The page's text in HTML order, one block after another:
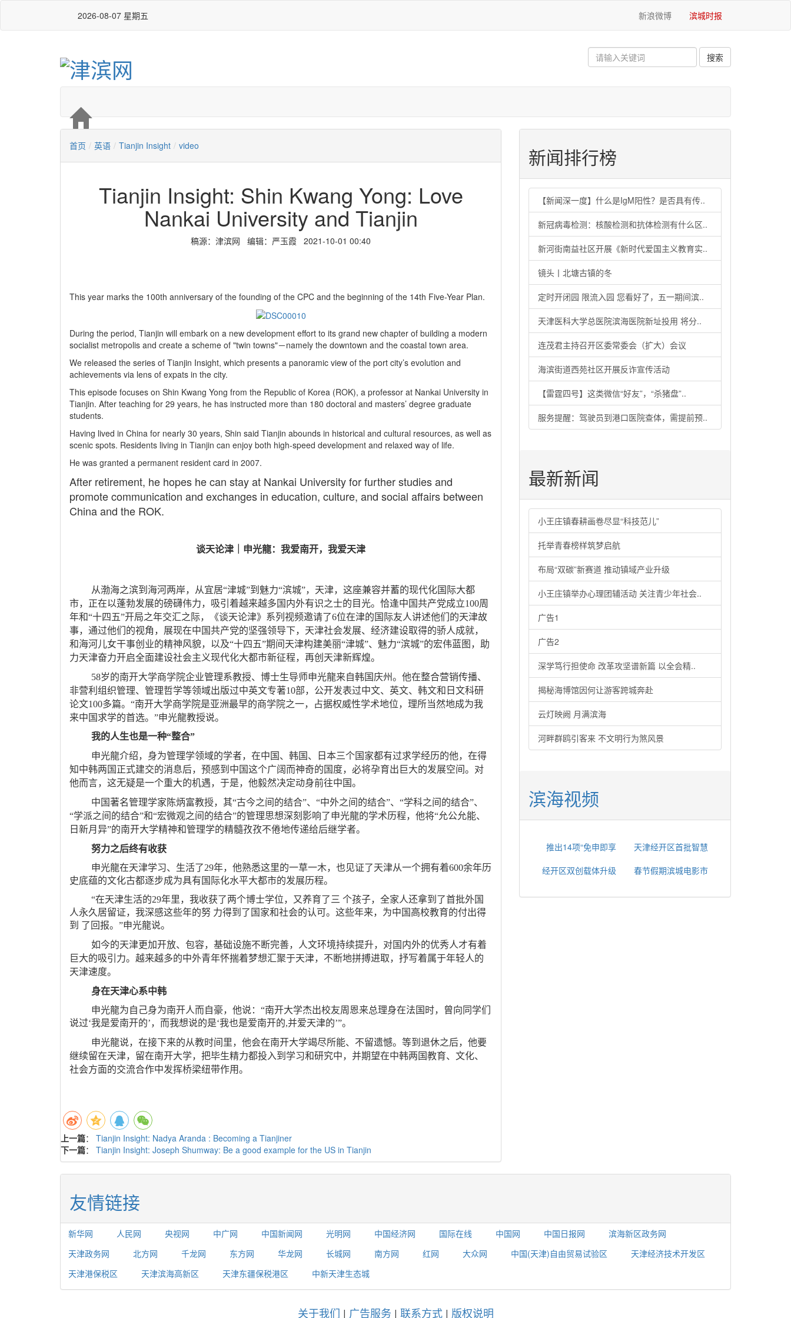
2026-08-07 星期五 新浪微博 滨城时报
首页 / 英语 / Tianjin Insight / video
Tianjin Insight: Shin Kwang Yong: Love
Nankai University and Tianjin
稿源：津滨网 编辑：严玉霞 2021-10-01 00:40
This year marks the 100th anniversary of the founding of the CPC and the beginning of the 14th Five-Year Plan.
During the period, Tianjin will embark on a new development effort to its grand new chapter of building a modern
socialist metropolis and create a scheme of "twin towns"－namely the downtown and the coastal town area.
We released the series of Tianjin Insight, which presents a panoramic view of the port city’s evolution and
achievements via lens of expats in the city.
This episode focuses on Shin Kwang Yong from the Republic of Korea (ROK), a professor at Nankai University in
Tianjin. After teaching for 29 years, he has instructed more than 180 doctoral and masters’ degree graduate
students.
Having lived in China for nearly 30 years, Shin said Tianjin abounds in historical and cultural resources, as well as
scenic spots. Residents living in Tianjin can enjoy both high-speed development and relaxed way of life.
He was granted a permanent resident card in 2007.
After retirement, he hopes he can stay at Nankai University for further studies and
promote communication and exchanges in education, culture, and social affairs between
China and the ROK.
谈天论津｜申光龍：我爱南开，我爱天津
从渤海之滨到海河两岸，从宜居“津城”到魅力“滨城”，天津，这座兼容并蓄的现代化国际大都
市，正在以蓬勃发展的磅礴伟力，吸引着越来越多国内外有识之士的目光。恰逢中国共产党成立100周
年和“十四五”开局之年交汇之际，《谈天论津》系列视频邀请了6位在津的国际友人讲述他们的天津故
事，通过他们的视角，展现在中国共产党的坚强领导下，天津社会发展、经济建设取得的骄人成就，
和海河儿女干事创业的精神风貌，以及“十四五”期间天津构建美丽“津城”、魅力“滨城”的宏伟蓝图，助
力天津奋力开启全面建设社会主义现代化大都市新征程，再创天津新辉煌。
58岁的南开大学商学院企业管理系教授、博士生导师申光龍来自韩国庆州。他在整合营销传播、
非营利组织管理、管理哲学等领域出版过中英文专著10部，公开发表过中文、英文、韩文和日文科研
论文100多篇。“南开大学商学院是亚洲最早的商学院之一，占据权威性学术地位，理所当然地成为我
来中国求学的首选。”申光龍教授说。
我的人生也是一种“整合”
申光龍介绍，身为管理学领域的学者，在中国、韩国、日本三个国家都有过求学经历的他，在得
知中韩两国正式建交的消息后，预感到中国这个广阔而神奇的国度，必将孕育出巨大的发展空间。对
他而言，这无疑是一个重大的机遇，于是，他毅然决定动身前往中国。
中国著名管理学家陈炳富教授，其“古今之间的结合”、“中外之间的结合”、“学科之间的结合”、
“学派之间的结合”和“宏微观之间的结合”的管理思想深刻影响了申光龍的学术历程，他将“允公允能、
日新月异”的南开大学精神和管理学的精髓孜孜不倦地传递给后继学者。
努力之后终有收获
申光龍在天津学习、生活了29年，他熟悉这里的一草一木，也见证了天津从一个拥有着600余年历
史底蕴的文化古都逐步成为具有国际化水平大都市的发展历程。
“在天津生活的29年里，我收获了两个博士学位，又养育了三 个孩子，全家人还拿到了首批外国
人永久居留证，我深感这些年的努 力得到了国家和社会的认可。这些年来，为中国高校教育的付出得
到 了回报。”申光龍说。
如今的天津更加开放、包容，基础设施不断完善，人文环境持续提升，对国内外的优秀人才有着
巨大的吸引力。越来越多的中外青年怀揣着梦想汇聚于天津，不断地拼搏进取，抒写着属于年轻人的
天津速度。
身在天津心系中韩
申光龍为自己身为南开人而自豪，他说： “南开大学杰出校友周恩来总理身在法国时，曾向同学们
说过‘我是爱南开的’，而我想说的是‘我也是爱南开的,并爱天津的’”。
申光龍说，在接下来的从教时间里，他会在南开大学竭尽所能、不留遗憾。等到退休之后，他要
继续留在天津，留在南开大学，把毕生精力都投入到学习和研究中，并期望在中韩两国教育、文化、
社会方面的交流合作中发挥桥梁纽带作用。
上一篇： Tianjin Insight: Nadya Aranda : Becoming a Tianjiner
下一篇： Tianjin Insight: Joseph Shumway: Be a good example for the US in Tianjin
新闻排行榜
【新闻深一度】什么是IgM阳性？是否具有传..
新冠病毒检测：核酸检测和抗体检测有什么区..
新河街南益社区开展《新时代爱国主义教育实..
镜头丨北塘古镇的冬
定时开闭园 限流入园 您看好了，五一期间滨..
天津医科大学总医院滨海医院新址投用 将分..
连茂君主持召开区委常委会（扩大）会议
海滨街道西苑社区开展反诈宣传活动
【雷霆四号】这类微信“好友”，“杀猪盘”..
服务提醒：驾驶员到港口医院查体，需提前预..
最新新闻
小王庄镇春耕画卷尽显“科技范儿”
托举青春榜样筑梦启航
布局“双碳”新赛道 推动镇域产业升级
小王庄镇举办心理团辅活动 关注青少年社会..
广告1
广告2
深学笃行担使命 改革攻坚谱新篇 以全会精..
揭秘海博馆因何让游客跨城奔赴
云灯映阙 月满滨海
河畔群鸥引客来 不文明行为煞风景
滨海视频
推出14项“免申即享
天津经开区首批智慧
经开区双创载体升级
春节假期滨城电影市
友情链接
新华网 人民网 央视网 中广网 中国新闻网 光明网 中国经济网 国际在线 中国网 中国日报网
滨海新区政务网
天津政务网
北方网 千龙网 东方网 华龙网 长城网 南方网 红网 大众网 中国(天津)自由贸易试验区
天津经济技术开发区
天津港保税区
天津滨海高新区 天津东疆保税港区 中新天津生态城
关于我们 | 广告服务 | 联系方式| 版权说明